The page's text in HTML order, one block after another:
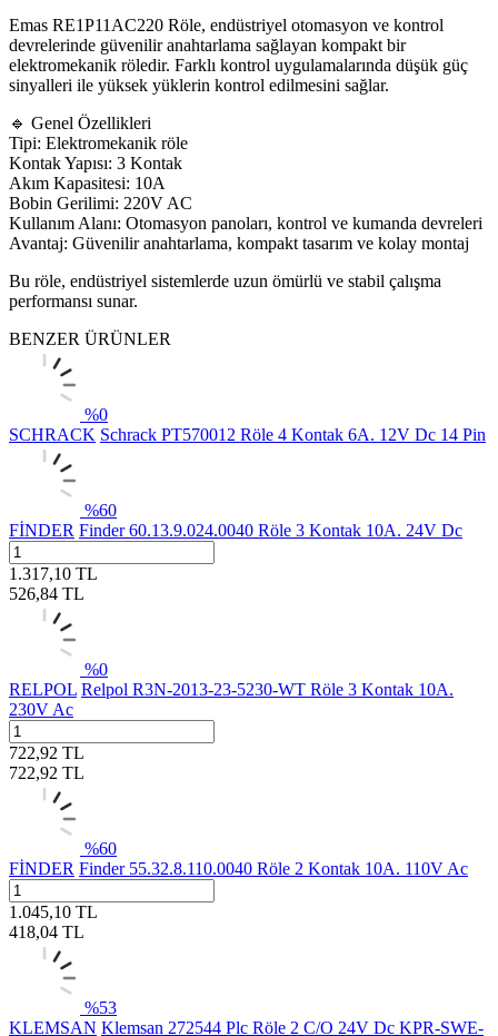
Emas RE1P11AC220 Röle, endüstriyel otomasyon ve kontrol
devrelerinde güvenilir anahtarlama sağlayan kompakt bir
elektromekanik röledir. Farklı kontrol uygulamalarında düşük güç
sinyalleri ile yüksek yüklerin kontrol edilmesini sağlar.
🔹 Genel Özellikleri
Tipi: Elektromekanik röle
Kontak Yapısı: 3 Kontak
Akım Kapasitesi: 10A
Bobin Gerilimi: 220V AC
Kullanım Alanı: Otomasyon panoları, kontrol ve kumanda devreleri
Avantaj: Güvenilir anahtarlama, kompakt tasarım ve kolay montaj
Bu röle, endüstriyel sistemlerde uzun ömürlü ve stabil çalışma
performansı sunar.
BENZER ÜRÜNLER
%0
SCHRACK Schrack PT570012 Röle 4 Kontak 6A. 12V Dc 14 Pin
%60
FİNDER Finder 60.13.9.024.0040 Röle 3 Kontak 10A. 24V Dc
1.317,10 TL
526,84 TL
%0
RELPOL Relpol R3N-2013-23-5230-WT Röle 3 Kontak 10A.
230V Ac
722,92 TL
722,92 TL
%60
FİNDER Finder 55.32.8.110.0040 Röle 2 Kontak 10A. 110V Ac
1.045,10 TL
418,04 TL
%53
KLEMSAN Klemsan 272544 Plc Röle 2 C/O 24V Dc KPR-SWE-